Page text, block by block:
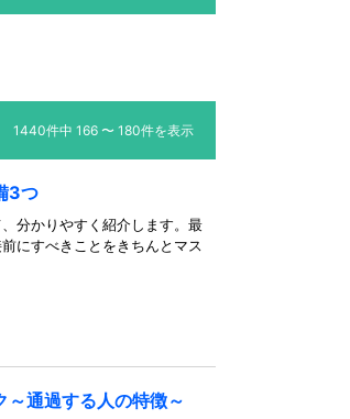
1440件中 166 〜 180件を表示
3つ
分かりやすく紹介します。最
にすべきことをきちんとマス
通過する人の特徴～